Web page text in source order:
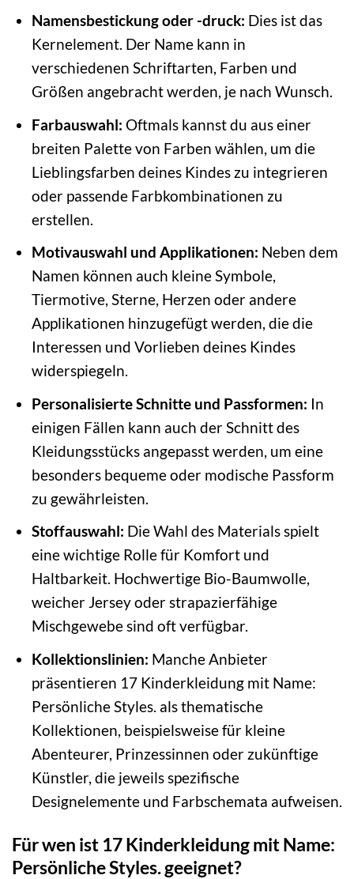
Namensbestickung oder -druck: Dies ist das
Kernelement. Der Name kann in
verschiedenen Schriftarten, Farben und
Größen angebracht werden, je nach Wunsch.
Farbauswahl: Oftmals kannst du aus einer
breiten Palette von Farben wählen, um die
Lieblingsfarben deines Kindes zu integrieren
oder passende Farbkombinationen zu
erstellen.
Motivauswahl und Applikationen: Neben dem
Namen können auch kleine Symbole,
Tiermotive, Sterne, Herzen oder andere
Applikationen hinzugefügt werden, die die
Interessen und Vorlieben deines Kindes
widerspiegeln.
Personalisierte Schnitte und Passformen: In
einigen Fällen kann auch der Schnitt des
Kleidungsstücks angepasst werden, um eine
besonders bequeme oder modische Passform
zu gewährleisten.
Stoffauswahl: Die Wahl des Materials spielt
eine wichtige Rolle für Komfort und
Haltbarkeit. Hochwertige Bio-Baumwolle,
weicher Jersey oder strapazierfähige
Mischgewebe sind oft verfügbar.
Kollektionslinien: Manche Anbieter
präsentieren 17 Kinderkleidung mit Name:
Persönliche Styles. als thematische
Kollektionen, beispielsweise für kleine
Abenteurer, Prinzessinnen oder zukünftige
Künstler, die jeweils spezifische
Designelemente und Farbschemata aufweisen.
Für wen ist 17 Kinderkleidung mit Name:
Persönliche Styles. geeignet?